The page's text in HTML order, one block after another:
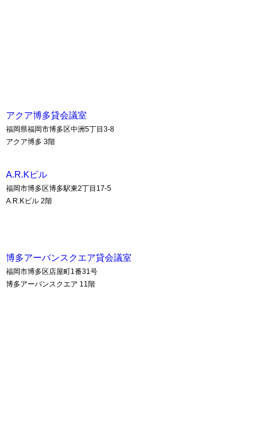
アクア博多貸会議室
福岡県福岡市博多区中洲5丁目3-8
アクア博多 3階
A.R.Kビル
福岡市博多区博多駅東2丁目17-5
A.R.Kビル 2階
博多アーバンスクエア貸会議室
福岡市博多区店屋町1番31号
博多アーバンスクエア 11階